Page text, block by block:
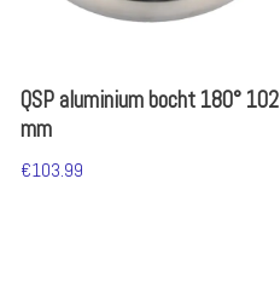
QSP aluminium bocht 180° 102
mm
€103.99